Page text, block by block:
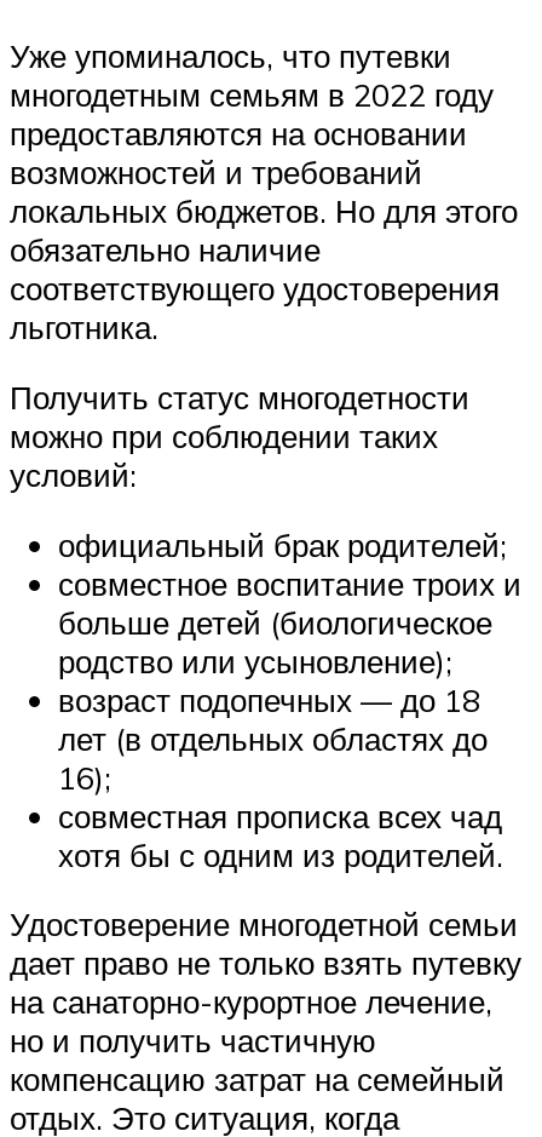
Уже упоминалось, что путевки
многодетным семьям в 2022 году
предоставляются на основании
возможностей и требований
локальных бюджетов. Но для этого
обязательно наличие
соответствующего удостоверения
льготника.
Получить статус многодетности
можно при соблюдении таких
условий:
официальный брак родителей;
совместное воспитание троих и
больше детей (биологическое
родство или усыновление);
возраст подопечных — до 18
лет (в отдельных областях до
16);
совместная прописка всех чад
хотя бы с одним из родителей.
Удостоверение многодетной семьи
дает право не только взять путевку
на санаторно-курортное лечение,
но и получить частичную
компенсацию затрат на семейный
отдых. Это ситуация, когда